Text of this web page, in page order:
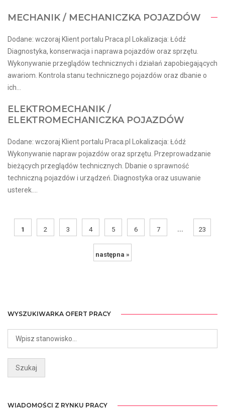
MECHANIK / MECHANICZKA POJAZDÓW
Dodane: wczoraj Klient portalu Praca.pl Lokalizacja: Łódź
Diagnostyka, konserwacja i naprawa pojazdów oraz sprzętu.
Wykonywanie przeglądów technicznych i działań zapobiegających
awariom. Kontrola stanu technicznego pojazdów oraz dbanie o
ich...
ELEKTROMECHANIK /
ELEKTROMECHANICZKA POJAZDÓW
Dodane: wczoraj Klient portalu Praca.pl Lokalizacja: Łódź
Wykonywanie napraw pojazdów oraz sprzętu. Przeprowadzanie
bieżących przeglądów technicznych. Dbanie o sprawność
techniczną pojazdów i urządzeń. Diagnostyka oraz usuwanie
usterek....
1 2 3 4 5 6 7 ... 23
następna »
WYSZUKIWARKA OFERT PRACY
WIADOMOŚCI Z RYNKU PRACY